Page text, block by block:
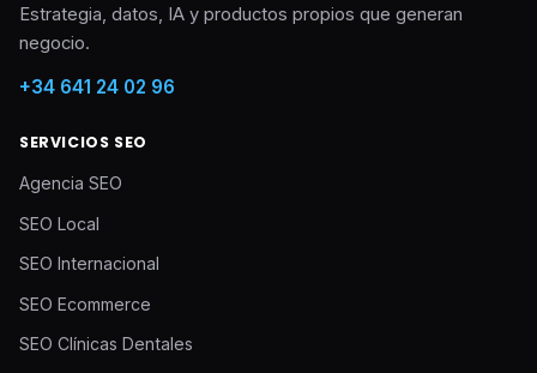
Estrategia, datos, IA y productos propios que generan
negocio.
+34 641 24 02 96
SERVICIOS SEO
Agencia SEO
SEO Local
SEO Internacional
SEO Ecommerce
SEO Clínicas Dentales